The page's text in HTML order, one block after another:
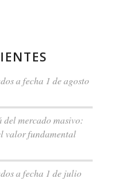
a fecha 1 de agosto
del mercado masivo:
valor fundamental
a fecha 1 de julio